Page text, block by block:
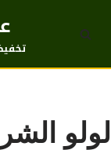
تخطى
لولو